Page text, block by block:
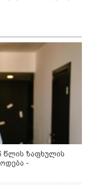
თბილისში
ძალადობის
მათ შორის 2
დააკავა -
მიზნით
მიერ
პირი არ
რეგულირებულ
და ოდესას
დაღუპულები და
წლის ზაფხულის
-